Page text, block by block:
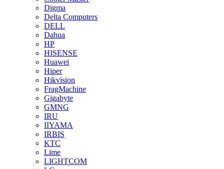
Digma
Delta Computers
DELL
Dahua
HP
HISENSE
Huawei
Hiper
Hikvision
FragMachine
Gigabyte
GMNG
IRU
IIYAMA
IRBIS
KTC
Lime
LIGHTCOM